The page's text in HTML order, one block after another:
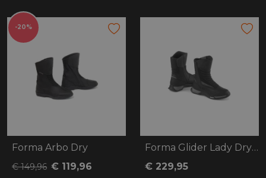
-20%
Forma Arbo Dry
€ 149,96 € 119,96
Forma Glider Lady Dry Motorlaars
€ 229,95